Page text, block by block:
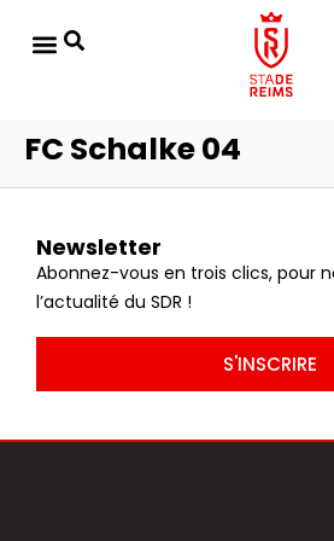
FC Schalke 04
Newsletter
Abonnez-vous en trois clics, pour
l’actualité du SDR !
S'INSCRIRE